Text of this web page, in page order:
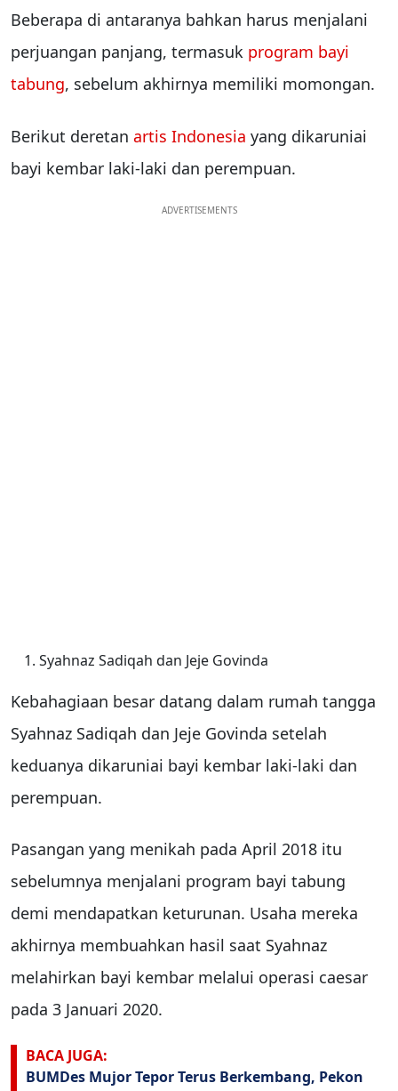
Beberapa di antaranya bahkan harus menjalani
perjuangan panjang, termasuk program bayi
tabung, sebelum akhirnya memiliki momongan.
Berikut deretan artis Indonesia yang dikaruniai
bayi kembar laki-laki dan perempuan.
ADVERTISEMENTS
Syahnaz Sadiqah dan Jeje Govinda
Kebahagiaan besar datang dalam rumah tangga
Syahnaz Sadiqah dan Jeje Govinda setelah
keduanya dikaruniai bayi kembar laki-laki dan
perempuan.
Pasangan yang menikah pada April 2018 itu
sebelumnya menjalani program bayi tabung
demi mendapatkan keturunan. Usaha mereka
akhirnya membuahkan hasil saat Syahnaz
melahirkan bayi kembar melalui operasi caesar
pada 3 Januari 2020.
BACA JUGA:
BUMDes Mujor Tepor Terus Berkembang, Pekon